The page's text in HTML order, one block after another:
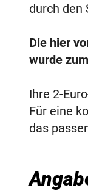
durch den
Die hier
wurde
Ihre 2-
Für eine
das